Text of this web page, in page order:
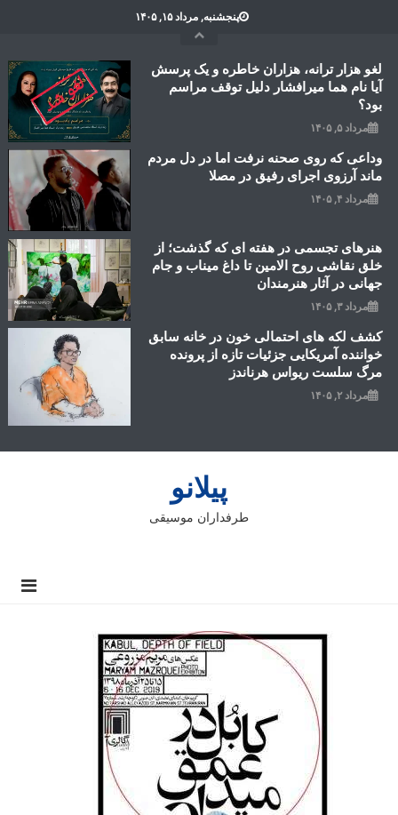
پنجشنبه, مرداد ۱۵, ۱۴۰۵
لغو هزار ترانه، هزاران خاطره و یک پرسش
آیا نام هما میرافشار دلیل توقف مراسم
بود؟
مرداد ۵, ۱۴۰۵
وداعی که روی صحنه نرفت اما در دل مردم
ماند آرزوی اجرای رفیق در مصلا
مرداد ۴, ۱۴۰۵
هنرهای تجسمی در هفته ای که گذشت؛ از
خلق نقاشی روح الامین تا داغ میناب و جام
جهانی در آثار هنرمندان
مرداد ۳, ۱۴۰۵
کشف لکه های احتمالی خون در خانه سابق
خواننده آمریکایی جزئیات تازه از پرونده
مرگ سلست ریواس هرناندز
مرداد ۲, ۱۴۰۵
پیلانو
طرفداران موسیقی